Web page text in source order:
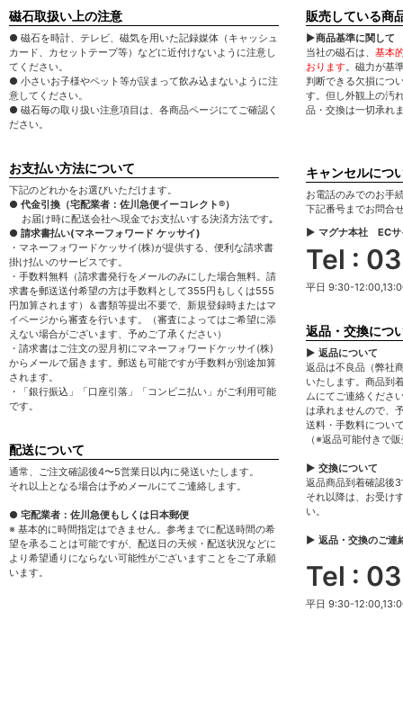
磁石取扱い上の注意
● 磁石を時計、テレビ、磁気を用いた記録媒体（キャッシュ
カード、カセットテープ等）などに近付けないように注意し
てください。
● 小さいお子様やペット等が誤まって飲み込まないように注
意してください。
● 磁石毎の取り扱い注意項目は、各商品ページにてご確認く
ださい。
お支払い方法について
下記のどれかをお選びいただけます。
● 代金引換（宅配業者：佐川急便イーコレクト®）
お届け時に配送会社へ現金でお支払いする決済方法です｡
● 請求書払い(マネーフォワード ケッサイ)
・マネーフォワードケッサイ(株)が提供する、便利な請求書
掛け払いのサービスです。
・手数料無料（請求書発行をメールのみにした場合無料。請
求書を郵送送付希望の方は手数料として355円もしくは555
円加算されます）＆書類等提出不要で、新規登録時またはマ
イページから審査を行います。（審査によってはご希望に添
えない場合がございます、予めご了承ください）
・請求書はご注文の翌月初にマネーフォワードケッサイ(株)
からメールで届きます。郵送も可能ですが手数料が別途加算
されます。
・「銀行振込」「口座引落」「コンビニ払い」がご利用可能
です。
配送について
通常、ご注文確認後4〜5営業日以内に発送いたします。
それ以上となる場合は予めメールにてご連絡します。
● 宅配業者：佐川急便もしくは日本郵便
※ 基本的に時間指定はできません。参考までに配送時間の希
望を承ることは可能ですが、配送日の天候・配送状況などに
より希望通りにならない可能性がございますことをご了承願
います。
販売している商
▶商品基準に関して
当社の磁石は、 基本
おります。磁力が基
判断できる欠損につ
す。但し外観上の汚
品・交換は一切承れ
キャンセルにつ
お電話のみでのお手
下記番号までお問合
▶ マグナ本社 ECサ
Tel :
平日 9:30-
返品・交換につ
▶ 返品について
返品は不良品（弊社
いたします。商品到
ムにてご連絡くださ
は承れませんので、
送料・手数料につい
（※返品可能付きで
▶ 交換について
返品商品到着確認後
それ以降は、お受け
い。
▶ 返品・交換のご連
Tel :
平日 9:30-